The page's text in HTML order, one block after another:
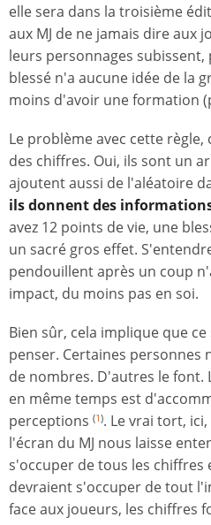
elle sera dans la troisième
aux MJ de ne jamais dire aux
leurs personnages
blessé n'a aucune idée de la
moins d'avoir une formation
Le problème avec cette
des chiffres. Oui, ils sont un
ajoutent aussi de l'aléatoire
ils donnent des
avez 12 points de vie, une
un sacré gros effet.
pendouillent après un coup
impact, du moins pas en soi.
Bien sûr, cela implique que
penser. Certaines personnes
de nombres. D'autres le
en même temps est
perceptions (1). Le vrai tort,
l'écran du MJ nous laisse
s'occuper de tous les chiffres
devraient s'occuper de tout
face aux joueurs, les chiffres